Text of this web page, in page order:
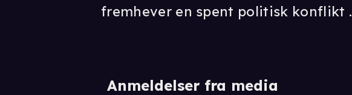
Anmeldelser fra media
fremhever en spent politisk konflikt .